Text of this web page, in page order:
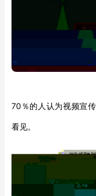
70％的人认为视频宣
看见。